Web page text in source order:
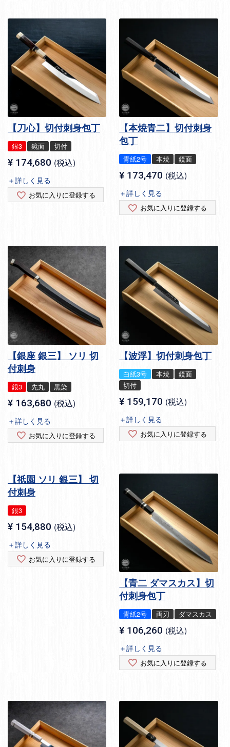
【刀心】切付刺身包丁
銀3 鏡面 切付
¥ 174,680 税込
＋詳しく見る
お気に入りに登録する
【本焼青二】切付刺身
包丁
青紙2号 本焼 鏡面
¥ 173,470 税込
＋詳しく見る
お気に入りに登録する
【銀座 銀三】 ソリ 切
付刺身
銀3 先丸 黒染
¥ 163,680 税込
＋詳しく見る
お気に入りに登録する
【波浮】切付刺身包丁
白紙3号 本焼
鏡面
切付
¥ 159,170 税込
＋詳しく見る
お気に入りに登録する
【祇園 ソリ 銀三】 切
付刺身
銀3
¥ 154,880 税込
＋詳しく見る
お気に入りに登録する
【青二 ダマスカス】切
付刺身包丁
青紙2号 両刃 ダマスカス
¥ 106,260 税込
＋詳しく見る
お気に入りに登録する